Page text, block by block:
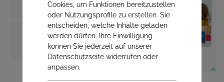
Cookies, um Funktionen bereitzustellen
oder Nutzungsprofile zu erstellen. Sie
entscheiden, welche Inhalte geladen
werden dürfen. Ihre Einwilligung
können Sie jederzeit auf unserer
Datenschutzseite widerrufen oder
anpassen.